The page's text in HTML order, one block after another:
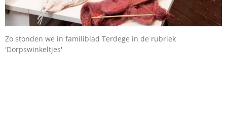
Zo stonden we in familiblad Terdege in de rubriek
'Dorpswinkeltjes'